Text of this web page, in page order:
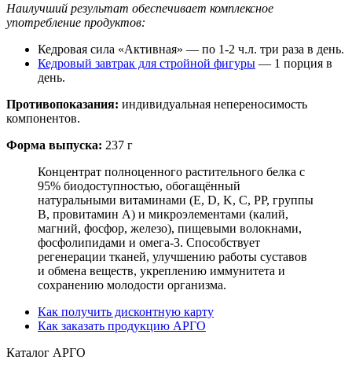
Наилучший результат обеспечивает комплексное
употребление продуктов:
Кедровая сила «Активная» — по 1-2 ч.л. три раза в день.
Кедровый завтрак для стройной фигуры — 1 порция в
день.
Противопоказания: индивидуальная непереносимость
компонентов.
Форма выпуска: 237 г
Концентрат полноценного растительного белка с
95% биодоступностью, обогащённый
натуральными витаминами (E, D, K, C, PP, группы
B, провитамин A) и микроэлементами (калий,
магний, фосфор, железо), пищевыми волокнами,
фосфолипидами и омега-3. Способствует
регенерации тканей, улучшению работы суставов
и обмена веществ, укреплению иммунитета и
сохранению молодости организма.
Как получить дисконтную карту
Как заказать продукцию АРГО
Каталог АРГО